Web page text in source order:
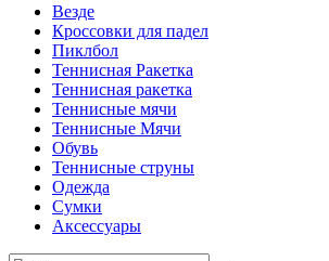
Везде
Кроссовки для падел
Пиклбол
Теннисная Ракетка
Теннисная ракетка
Теннисные мячи
Теннисные Мячи
Обувь
Теннисные струны
Одежда
Сумки
Аксессуары